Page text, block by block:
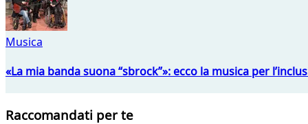
Musica
«La mia banda suona “sbrock”»: ecco la musica per
Raccomandati per te